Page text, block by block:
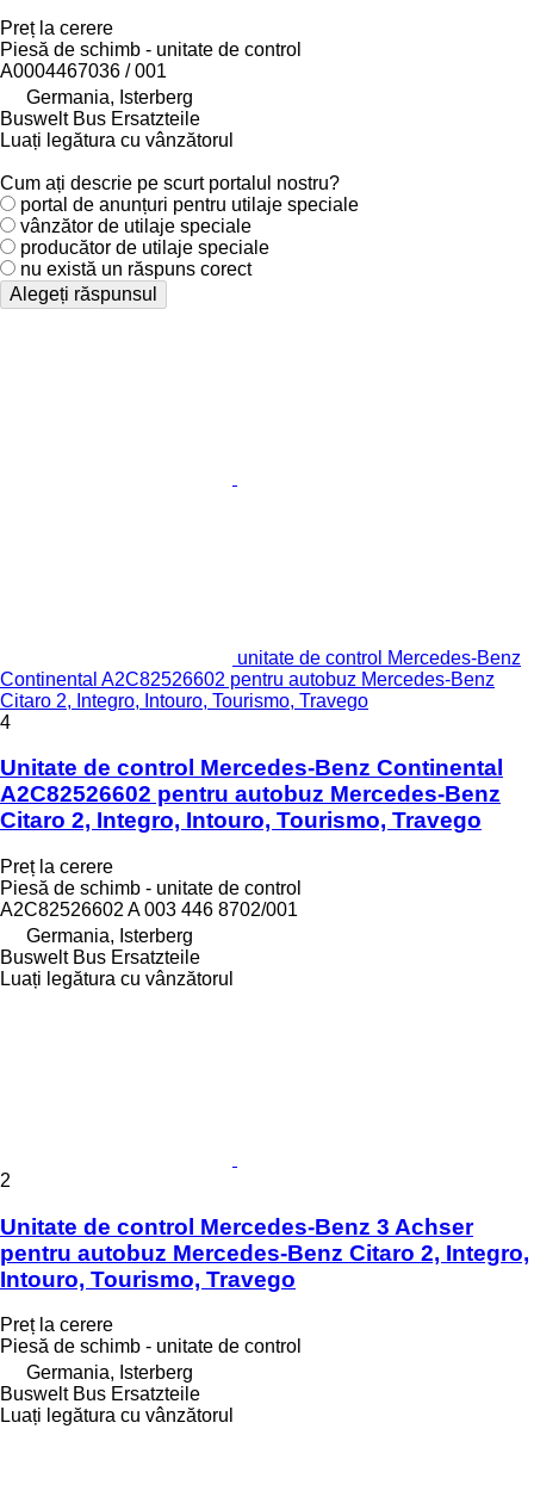
Preț la cerere
Piesă de schimb - unitate de control
A0004467036 / 001
Germania, Isterberg
Buswelt Bus Ersatzteile
Luați legătura cu vânzătorul
Cum ați descrie pe scurt portalul nostru?
portal de anunțuri pentru utilaje speciale
vânzător de utilaje speciale
producător de utilaje speciale
nu există un răspuns corect
Alegeți răspunsul
unitate de control Mercedes-Benz
Continental A2C82526602 pentru autobuz Mercedes-Benz
Citaro 2, Integro, Intouro, Tourismo, Travego
4
Unitate de control Mercedes-Benz Continental
A2C82526602 pentru autobuz Mercedes-Benz
Citaro 2, Integro, Intouro, Tourismo, Travego
Preț la cerere
Piesă de schimb - unitate de control
A2C82526602 A 003 446 8702/001
Germania, Isterberg
Buswelt Bus Ersatzteile
Luați legătura cu vânzătorul
2
Unitate de control Mercedes-Benz 3 Achser
pentru autobuz Mercedes-Benz Citaro 2, Integro,
Intouro, Tourismo, Travego
Preț la cerere
Piesă de schimb - unitate de control
Germania, Isterberg
Buswelt Bus Ersatzteile
Luați legătura cu vânzătorul